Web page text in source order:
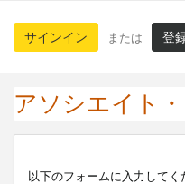
サインイン または 登
アソシエイト
以下のフォームに入力して